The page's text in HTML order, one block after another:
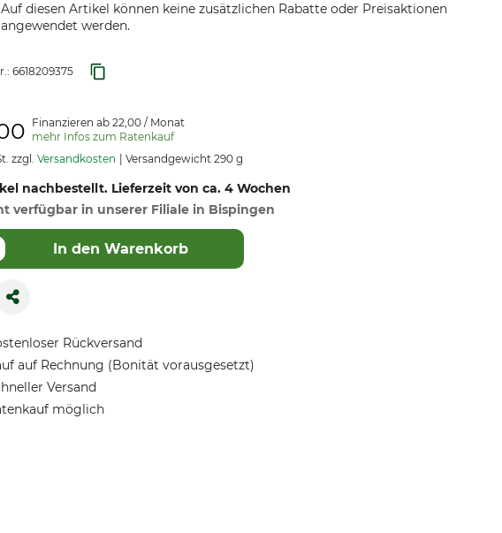
Auf diesen Artikel können keine zusätzlichen Rabatte oder Preisaktionen
angewendet werden.
6618209375
Finanzieren ab 22,00 / Monat
mehr Infos zum Ratenkauf
zzgl. Versandkosten Versandgewicht 290 g
nachbestellt. Lieferzeit von ca. 4 Wochen
verfügbar in unserer Filiale in Bispingen
In den Warenkorb
Rückversand
auf Rechnung (Bonität vorausgesetzt)
Versand
möglich